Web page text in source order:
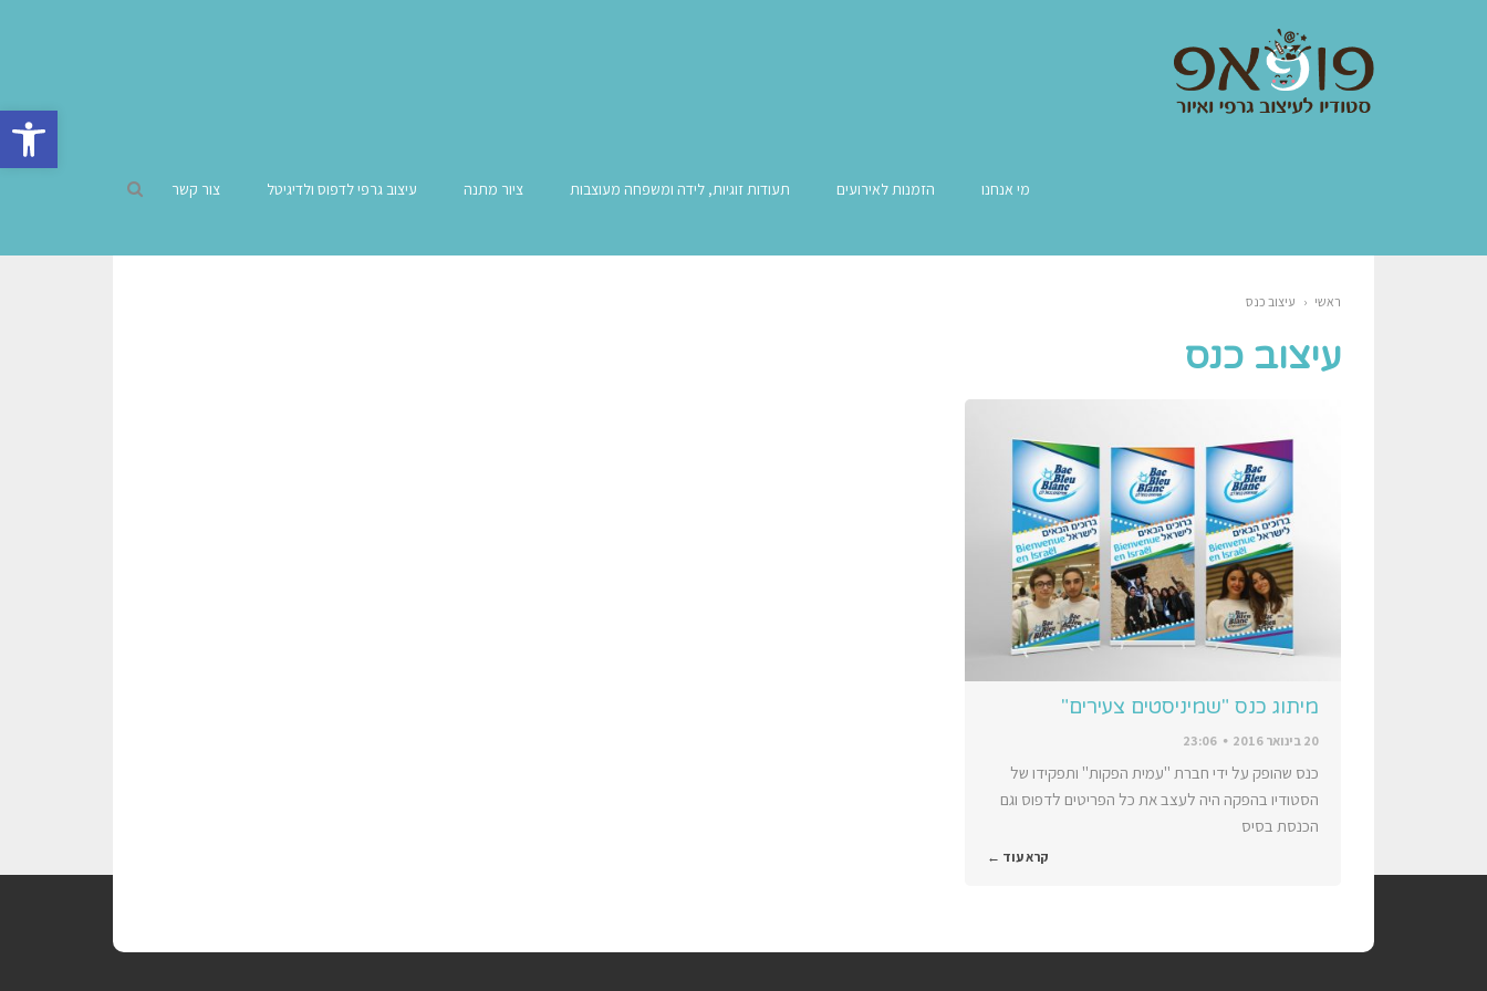
פתח
מי אנחנו הזמנות לאירועים תעודות זוגיות, לידה ומשפחה מעוצבות ציור מתנה עיצוב גרפי לדפוס ולדיגיטל צור קשר
ראשי ‹ עיצוב כנס
עיצוב כנס
מיתוג כנס "שמיניסטים צעירים"
20 בינואר 2016 23:06
כנס שהופק על ידי חברת "עמית הפקות" ותפקידו של
הסטודיו בהפקה היה לעצב את כל הפריטים לדפוס וגם
הכנסת בסיס
קרא עוד ←